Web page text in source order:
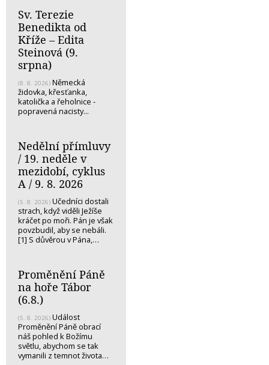
Sv. Terezie
Benedikta od
Kříže – Edita
Steinová (9.
srpna)
(8. 8. 2026) Německá
židovka, křesťanka,
katolička a řeholnice -
popravená nacisty...
Nedělní přímluvy
/ 19. neděle v
mezidobí, cyklus
A / 9. 8. 2026
(5. 8. 2026) Učedníci dostali
strach, když viděli Ježíše
kráčet po moři. Pán je však
povzbudil, aby se nebáli.
[1] S důvěrou v Pána,…
Proměnění Páně
na hoře Tábor
(6.8.)
(5. 8. 2026) Událost
Proměnění Páně obrací
náš pohled k Božímu
světlu, abychom se tak
vymanili z temnot života…